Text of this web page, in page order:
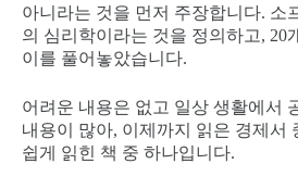
아니라는 것을 먼저 주장합니다. 소
의 심리학이라는 것을 정의하고, 20
이를 풀어놓았습니다.
어려운 내용은 없고 일상 생활에서
내용이 많아, 이제까지 읽은 경제서
쉽게 읽힌 책 중 하나입니다.